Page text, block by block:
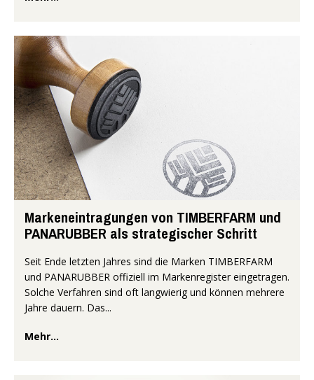
Markeneintragungen von TIMBERFARM und
PANARUBBER als strategischer Schritt
Seit Ende letzten Jahres sind die Marken TIMBERFARM
und PANARUBBER offiziell im Markenregister eingetragen.
Solche Verfahren sind oft langwierig und können mehrere
Jahre dauern. Das...
Mehr...